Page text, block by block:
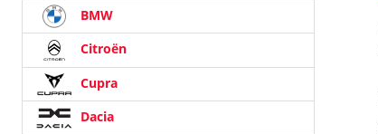
BMW
Citroën
Cupra
Dacia